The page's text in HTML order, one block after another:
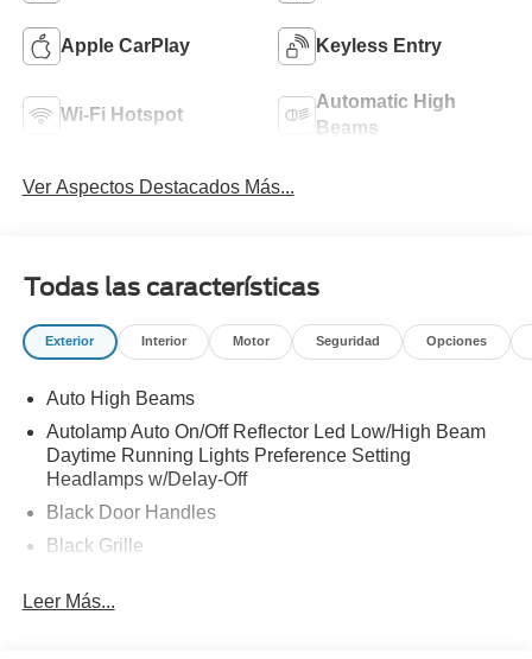
Apple CarPlay Keyless Entry
Wi-Fi Hotspot
Automatic High
Beams
Ver Aspectos Destacados Más...
Todas las características
Exterior Interior Motor Seguridad Opciones
Auto High Beams
Autolamp Auto On/Off Reflector Led Low/High Beam
Daytime Running Lights Preference Setting
Headlamps w/Delay-Off
Black Door Handles
Black Grille
Black Rear Step Bumper
Leer Más...